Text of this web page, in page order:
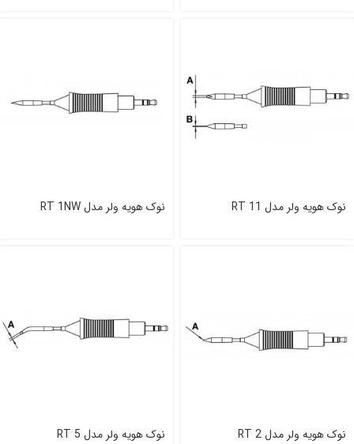
نوک هویه ولر مدل RT 11 نوک هویه ولر مدل RT 1NW
نوک هویه ولر مدل RT 2 نوک هویه ولر مدل RT 5